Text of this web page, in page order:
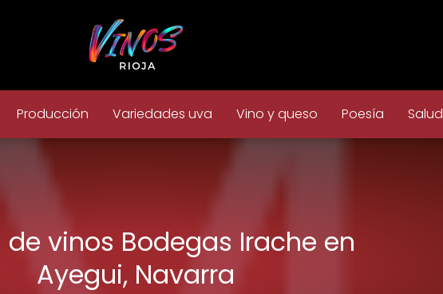
Producción Variedades uva Vino y queso Poesía Salud
de vinos Bodegas Irache en
Ayegui, Navarra